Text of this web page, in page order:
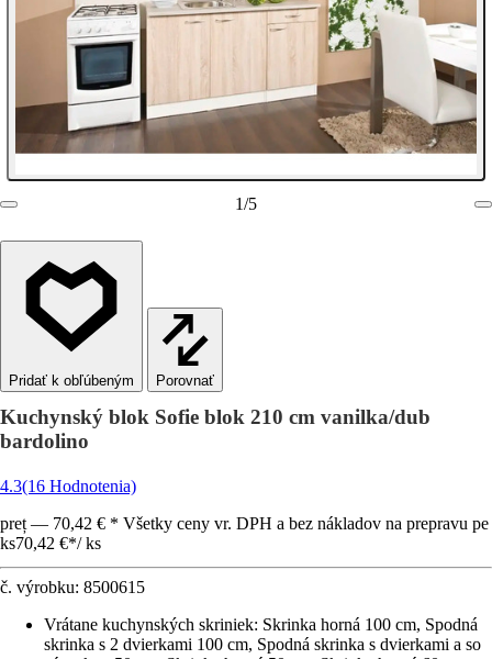
1/5
Porovnať
Kuchynský blok Sofie blok 210 cm vanilka/dub
bardolino
4.3(16 Hodnotenia)
preț — 70,42 € * Všetky ceny vr. DPH a bez nákladov na prepravu pe
ks70,42 €*/ ks
č. výrobku: 8500615
Vrátane kuchynských skriniek: Skrinka horná 100 cm, Spodná
skrinka s 2 dvierkami 100 cm, Spodná skrinka s dvierkami a so